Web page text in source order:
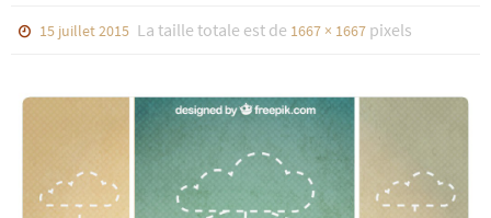
15 juillet 2015 La taille totale est de 1667 × 1667 pixels